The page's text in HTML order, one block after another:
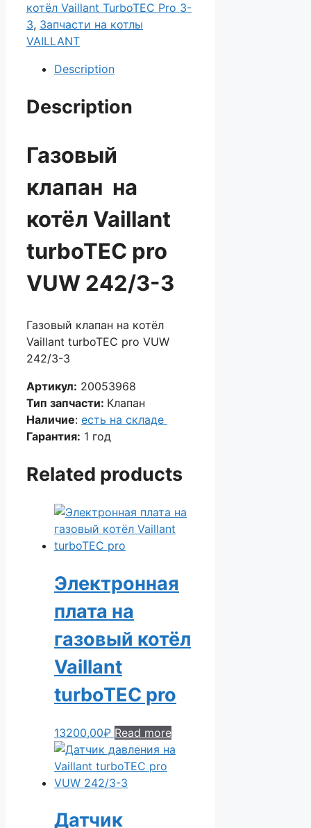
котёл Vaillant TurboTEC Pro 3-
3, Запчасти на котлы
VAILLANT
Description
Description
Газовый
клапан на
котёл Vaillant
turboTEC pro
VUW 242/3-3
Газовый клапан на котёл
Vaillant turboTEC pro VUW
242/3-3
Артикул: 20053968
Тип запчасти: Клапан
Наличие: есть на складе
Гарантия: 1 год
Related products
Электронная
плата на
газовый котёл
Vaillant
turboTEC pro
13200,00₽ Read more
Датчик